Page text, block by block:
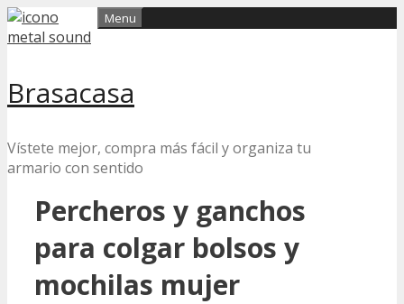
Skip
to
Brasacasa
Vístete mejor, compra más fácil y organiza tu
armario con sentido
Menu
Percheros y ganchos
para colgar bolsos y
mochilas mujer